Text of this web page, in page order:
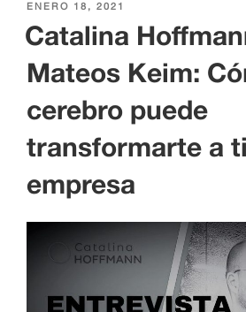
PUBLICADO
ENERO 18, 2021
Catalina
Mateos Keim:
cerebro puede
transformarte a
empresa